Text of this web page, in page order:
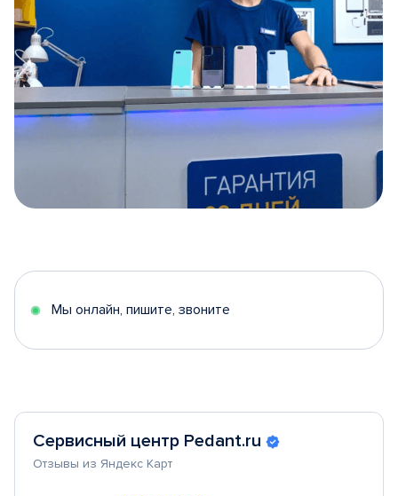
5
Мы онлайн, пишите, звоните
Сервисный центр Pedant.ru
Отзывы из Яндекс Карт